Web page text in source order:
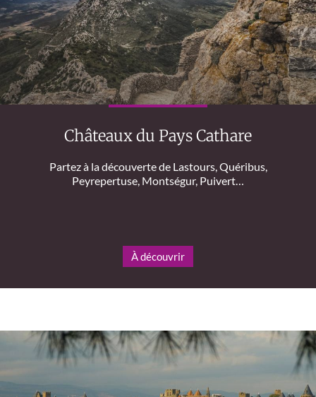
Châteaux du Pays Cathare
Partez à la découverte de Lastours, Quéribus,
Peyrepertuse, Montségur, Puivert…
À découvrir